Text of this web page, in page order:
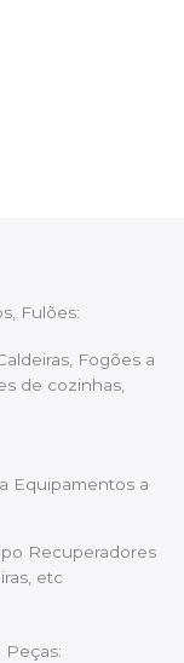
Fulões:
Fogões a
de cozinhas,
Equipamentos a
Recuperadores
etc
Peças: